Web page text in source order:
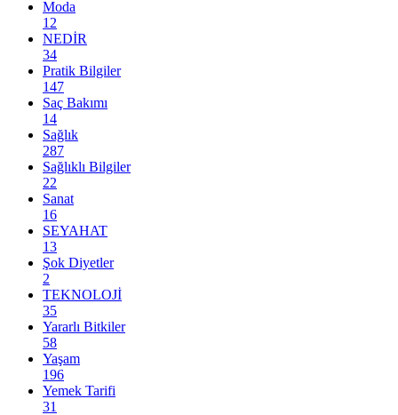
Moda
12
NEDİR
34
Pratik Bilgiler
147
Saç Bakımı
14
Sağlık
287
Sağlıklı Bilgiler
22
Sanat
16
SEYAHAT
13
Şok Diyetler
2
TEKNOLOJİ
35
Yararlı Bitkiler
58
Yaşam
196
Yemek Tarifi
31